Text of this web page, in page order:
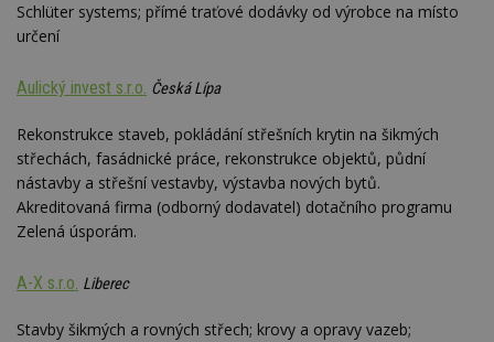
Schlüter systems; přímé traťové dodávky od výrobce na místo
určení
Aulický invest s.r.o. Česká Lípa
Rekonstrukce staveb, pokládání střešních krytin na šikmých
střechách, fasádnické práce, rekonstrukce objektů, půdní
nástavby a střešní vestavby, výstavba nových bytů.
Akreditovaná firma (odborný dodavatel) dotačního programu
Zelená úsporám.
A-X s.r.o. Liberec
Stavby šikmých a rovných střech; krovy a opravy vazeb;